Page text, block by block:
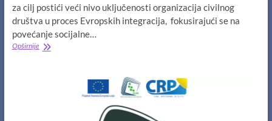
za cilj postići veći nivo uključenosti organizacija civilnog
društva u proces Evropskih integracija, fokusirajući se na
povećanje socijalne…
OpširnijeRavnopravno